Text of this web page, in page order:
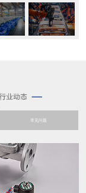
常见问题